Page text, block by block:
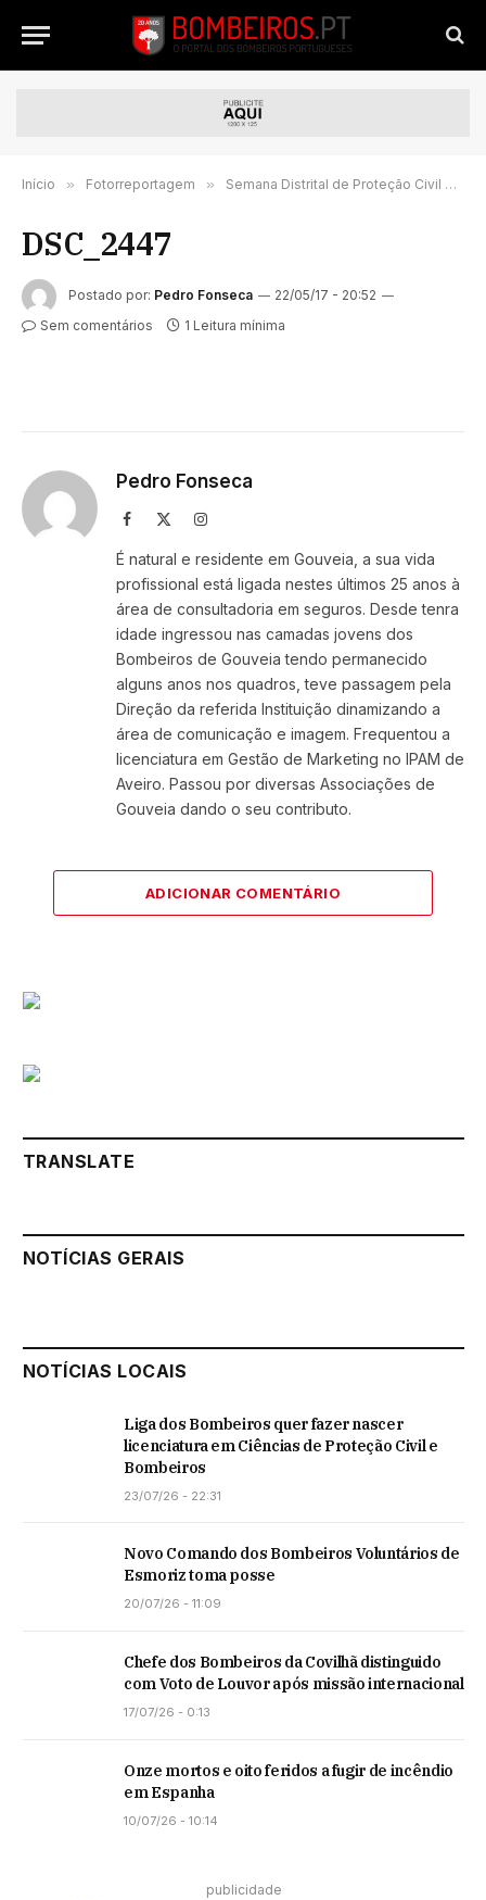
Início » Fotorreportagem » Semana Distrital de Proteção Civil em Seia teve presença do SEAI Jorge Gomes no dia Municipal do Bombeiro – FOTORREPORTAGEM
DSC_2447
Postado por: Pedro Fonseca
22/05/17 - 20:52
Sem comentários
1 Leitura mínima
Pedro Fonseca
Facebook Instagram
É natural e residente em Gouveia, a sua vida
profissional está ligada nestes últimos 25 anos à
área de consultadoria em seguros. Desde tenra
idade ingressou nas camadas jovens dos
Bombeiros de Gouveia tendo permanecido
alguns anos nos quadros, teve passagem pela
Direção da referida Instituição dinamizando a
área de comunicação e imagem. Frequentou a
licenciatura em Gestão de Marketing no IPAM de
Aveiro. Passou por diversas Associações de
Gouveia dando o seu contributo.
ADICIONAR COMENTÁRIO
TRANSLATE
NOTÍCIAS GERAIS
NOTÍCIAS LOCAIS
Liga dos Bombeiros quer fazer nascer
licenciatura em Ciências de Proteção Civil e
Bombeiros
23/07/26 - 22:31
Novo Comando dos Bombeiros Voluntários de
Esmoriz toma posse
20/07/26 - 11:09
Chefe dos Bombeiros da Covilhã distinguido
com Voto de Louvor após missão internacional
17/07/26 - 0:13
Onze mortos e oito feridos a fugir de incêndio
em Espanha
10/07/26 - 10:14
publicidade